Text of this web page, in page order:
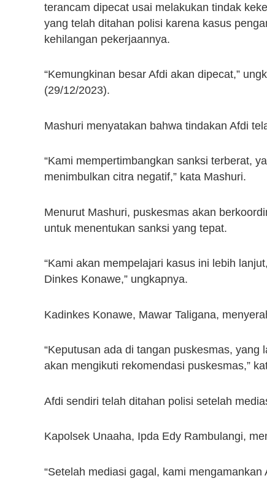
terancam dipecat usai melakukan tindak
yang telah ditahan polisi karena kasus
kehilangan pekerjaannya.
“Kemungkinan besar Afdi akan dipecat,”
(29/12/2023).
Mashuri menyatakan bahwa tindakan Afdi
“Kami mempertimbangkan sanksi terberat,
menimbulkan citra negatif,” kata Mashuri.
Menurut Mashuri, puskesmas akan
untuk menentukan sanksi yang tepat.
“Kami akan mempelajari kasus ini lebih
Dinkes Konawe,” ungkapnya.
Kadinkes Konawe, Mawar Taligana,
“Keputusan ada di tangan puskesmas,
akan mengikuti rekomendasi puskesmas,”
Afdi sendiri telah ditahan polisi setelah
Kapolsek Unaaha, Ipda Edy Rambulangi,
“Setelah mediasi gagal, kami mengamankan